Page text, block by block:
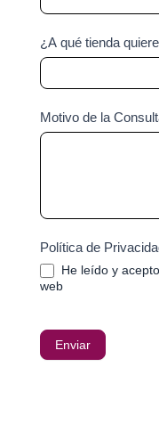
¿A qué tienda
Motivo de la
Política de
He leído y
web
Enviar